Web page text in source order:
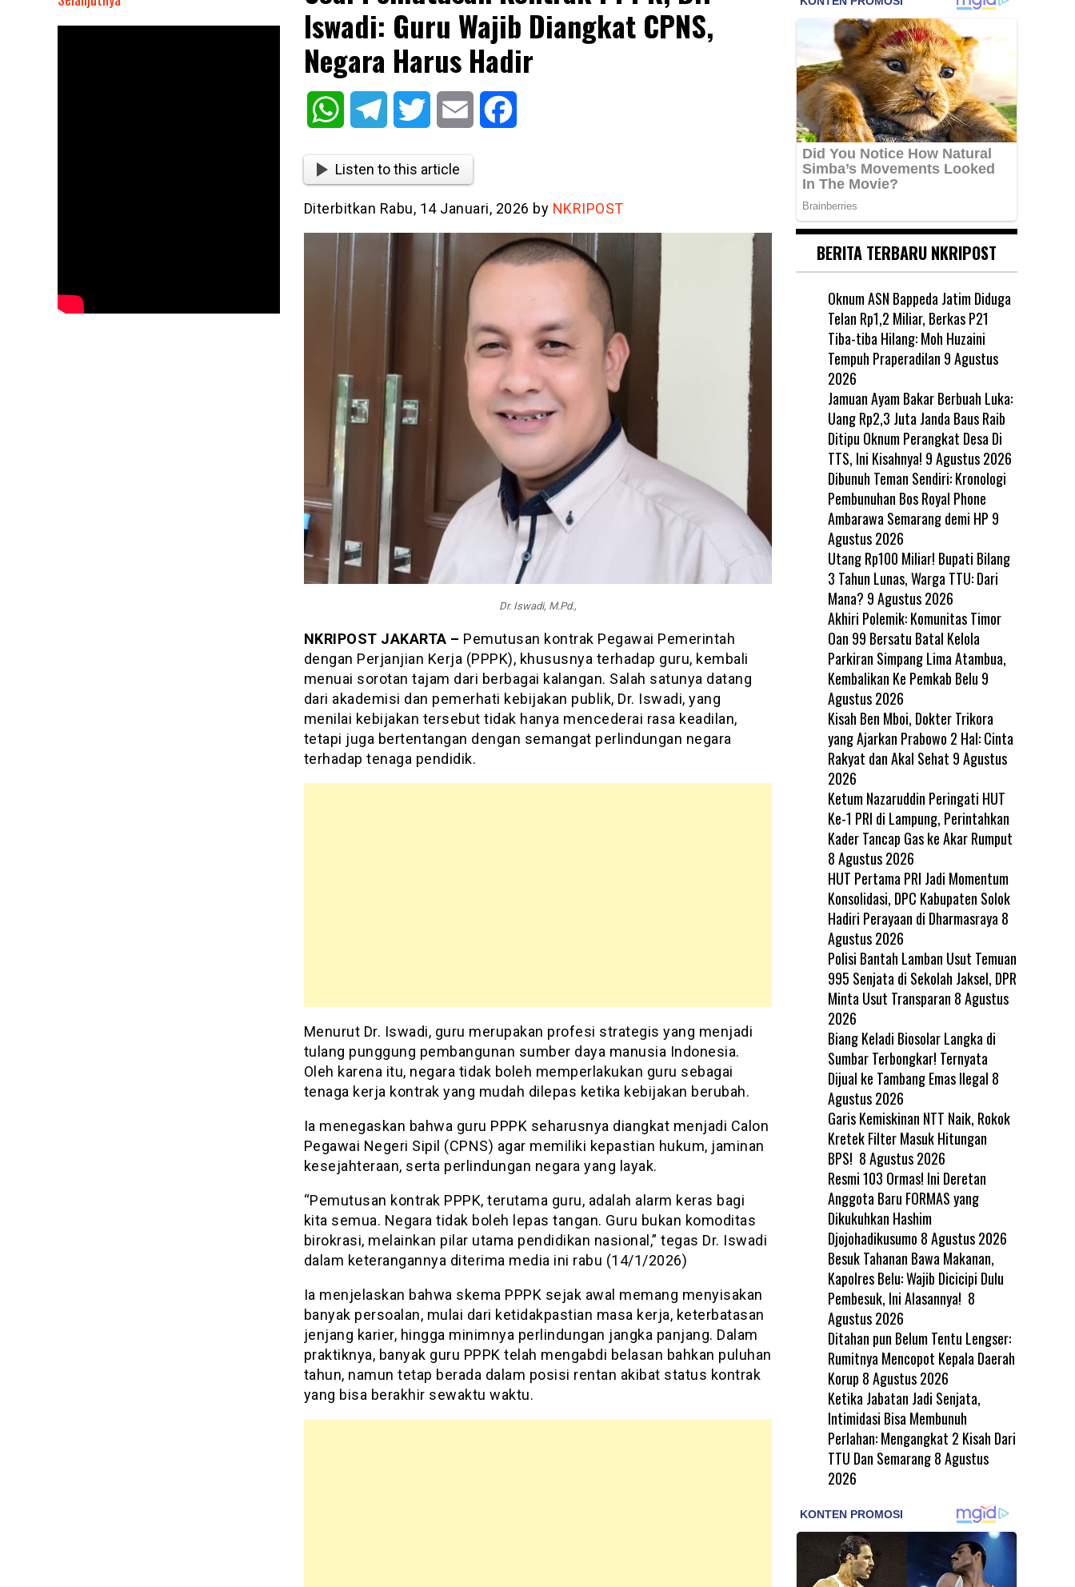
Iswadi: Guru Wajib Diangkat CPNS,
Negara Harus Hadir
WhatsAppTelegram Twitter Email
Listen to this article
Diterbitkan Rabu, 14 Januari, 2026 by NKRIPOST
Dr. Iswadi, M.Pd.,
NKRIPOST JAKARTA – Pemutusan kontrak Pegawai Pemerintah
dengan Perjanjian Kerja (PPPK), khususnya terhadap guru, kembali
menuai sorotan tajam dari berbagai kalangan. Salah satunya datang
dari akademisi dan pemerhati kebijakan publik, Dr. Iswadi, yang
menilai kebijakan tersebut tidak hanya mencederai rasa keadilan,
tetapi juga bertentangan dengan semangat perlindungan negara
terhadap tenaga pendidik.
Menurut Dr. Iswadi, guru merupakan profesi strategis yang menjadi
tulang punggung pembangunan sumber daya manusia Indonesia.
Oleh karena itu, negara tidak boleh memperlakukan guru sebagai
tenaga kerja kontrak yang mudah dilepas ketika kebijakan berubah.
Ia menegaskan bahwa guru PPPK seharusnya diangkat menjadi Calon
Pegawai Negeri Sipil (CPNS) agar memiliki kepastian hukum, jaminan
kesejahteraan, serta perlindungan negara yang layak.
“Pemutusan kontrak PPPK, terutama guru, adalah alarm keras bagi
kita semua. Negara tidak boleh lepas tangan. Guru bukan komoditas
birokrasi, melainkan pilar utama pendidikan nasional,” tegas Dr. Iswadi
dalam keterangannya diterima media ini rabu (14/1/2026)
Ia menjelaskan bahwa skema PPPK sejak awal memang menyisakan
banyak persoalan, mulai dari ketidakpastian masa kerja, keterbatasan
jenjang karier, hingga minimnya perlindungan jangka panjang. Dalam
praktiknya, banyak guru PPPK telah mengabdi belasan bahkan puluhan
tahun, namun tetap berada dalam posisi rentan akibat status kontrak
yang bisa berakhir sewaktu waktu.
BERITA TERBARU NKRIPOST
Oknum ASN Bappeda Jatim Diduga
Telan Rp1,2 Miliar, Berkas P21
Tiba-tiba Hilang: Moh Huzaini
Tempuh Praperadilan 9 Agustus
2026
Jamuan Ayam Bakar Berbuah Luka:
Uang Rp2,3 Juta Janda Baus Raib
Ditipu Oknum Perangkat Desa Di
TTS, Ini Kisahnya! 9 Agustus 2026
Dibunuh Teman Sendiri: Kronologi
Pembunuhan Bos Royal Phone
Ambarawa Semarang demi HP 9
Agustus 2026
Utang Rp100 Miliar! Bupati Bilang
3 Tahun Lunas, Warga TTU: Dari
Mana? 9 Agustus 2026
Akhiri Polemik: Komunitas Timor
Oan 99 Bersatu Batal Kelola
Parkiran Simpang Lima Atambua,
Kembalikan Ke Pemkab Belu 9
Agustus 2026
Kisah Ben Mboi, Dokter Trikora
yang Ajarkan Prabowo 2 Hal: Cinta
Rakyat dan Akal Sehat 9 Agustus
2026
Ketum Nazaruddin Peringati HUT
Ke-1 PRI di Lampung, Perintahkan
Kader Tancap Gas ke Akar Rumput
8 Agustus 2026
HUT Pertama PRI Jadi Momentum
Konsolidasi, DPC Kabupaten Solok
Hadiri Perayaan di Dharmasraya 8
Agustus 2026
Polisi Bantah Lamban Usut Temuan
995 Senjata di Sekolah Jaksel, DPR
Minta Usut Transparan 8 Agustus
2026
Biang Keladi Biosolar Langka di
Sumbar Terbongkar! Ternyata
Dijual ke Tambang Emas Ilegal 8
Agustus 2026
Garis Kemiskinan NTT Naik, Rokok
Kretek Filter Masuk Hitungan
BPS! 8 Agustus 2026
Resmi 103 Ormas! Ini Deretan
Anggota Baru FORMAS yang
Dikukuhkan Hashim
Djojohadikusumo 8 Agustus 2026
Besuk Tahanan Bawa Makanan,
Kapolres Belu: Wajib Dicicipi Dulu
Pembesuk, Ini Alasannya! 8
Agustus 2026
Ditahan pun Belum Tentu Lengser:
Rumitnya Mencopot Kepala Daerah
Korup 8 Agustus 2026
Ketika Jabatan Jadi Senjata,
Intimidasi Bisa Membunuh
Perlahan: Mengangkat 2 Kisah Dari
TTU Dan Semarang 8 Agustus
2026